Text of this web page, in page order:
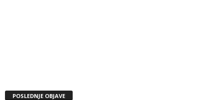
POSLEDNJE OBJAVE